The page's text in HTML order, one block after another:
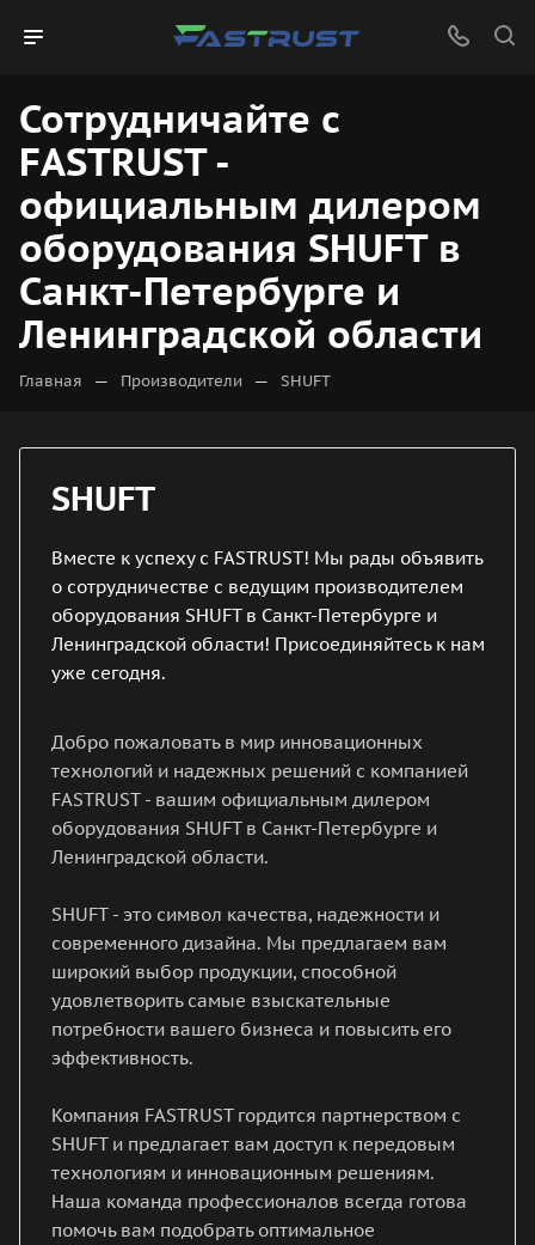
Сотрудничайте с
FASTRUST -
официальным дилером
оборудования SHUFT в
Санкт-Петербурге и
Ленинградской области
Главная — Производители — SHUFT
SHUFT
Вместе к успеху с FASTRUST! Мы рады объявить
о сотрудничестве с ведущим производителем
оборудования SHUFT в Санкт-Петербурге и
Ленинградской области! Присоединяйтесь к нам
уже сегодня.
Добро пожаловать в мир инновационных
технологий и надежных решений с компанией
FASTRUST - вашим официальным дилером
оборудования SHUFT в Санкт-Петербурге и
Ленинградской области.
SHUFT - это символ качества, надежности и
современного дизайна. Мы предлагаем вам
широкий выбор продукции, способной
удовлетворить самые взыскательные
потребности вашего бизнеса и повысить его
эффективность.
Компания FASTRUST гордится партнерством с
SHUFT и предлагает вам доступ к передовым
технологиям и инновационным решениям.
Наша команда профессионалов всегда готова
помочь вам подобрать оптимальное